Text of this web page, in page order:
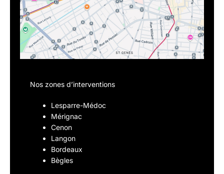
Nos zones d’interventions
Lesparre-Médoc
Mérignac
Cenon
Langon
Bordeaux
Bègles